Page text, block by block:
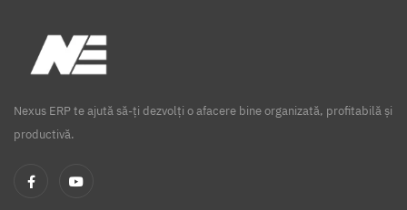
Nexus ERP te ajută să-ți dezvolți o afacere bine organizată, profitabilă și
productivă.